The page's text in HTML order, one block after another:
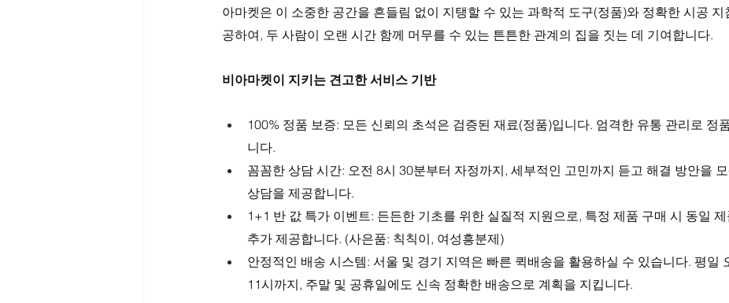
아마켓은 이 소중한 공간을 흔들림 없이 지탱할 수 있는 과학적 도구(정품)와 정확한 시공 지
공하여, 두 사람이 오랜 시간 함께 머무를 수 있는 튼튼한 관계의 집을 짓는 데 기여합니다.
비아마켓이 지키는 견고한 서비스 기반
100% 정품 보증: 모든 신뢰의 초석은 검증된 재료(정품)입니다. 엄격한 유통 관리로 정
니다.
꼼꼼한 상담 시간: 오전 8시 30분부터 자정까지, 세부적인 고민까지 듣고 해결 방안을
상담을 제공합니다.
1+1 반 값 특가 이벤트: 든든한 기초를 위한 실질적 지원으로, 특정 제품 구매 시 동일
추가 제공합니다. (사은품: 칙칙이, 여성흥분제)
안정적인 배송 시스템: 서울 및 경기 지역은 빠른 퀵배송을 활용하실 수 있습니다. 평일
11시까지, 주말 및 공휴일에도 신속 정확한 배송으로 계획을 지킵니다.